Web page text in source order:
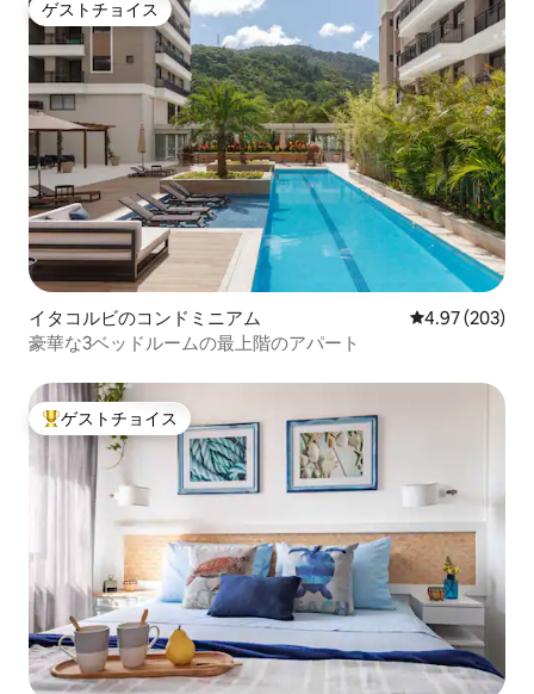
ゲストチョイス
ゲストチョイス
イタコルビのコンドミニアム レビュー203
4.97 (203)
豪華な3ベッドルームの最上階のアパート
大好評のゲストチョイスです。
ゲストチョイス